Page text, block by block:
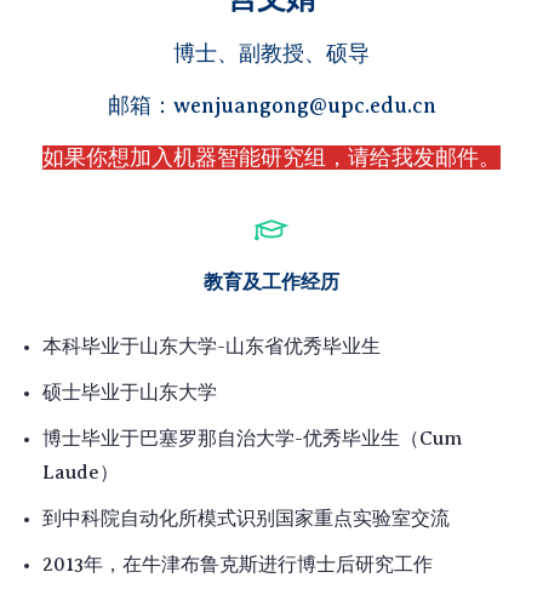
博士、副教授、硕导
邮箱：wenjuangong@upc.edu.cn
如果你想加入机器智能研究组，请给我发邮件。​
教育及工作经历
本科毕业于山东大学-山东省优秀毕业生
硕士毕业于山东大学
博士毕业于巴塞罗那自治大学-优秀毕业生 （Cum
Laude）
到中科院自动化所模式识别国家重点实验室交流
2013年，在牛津布鲁克斯进行博士后研究工作